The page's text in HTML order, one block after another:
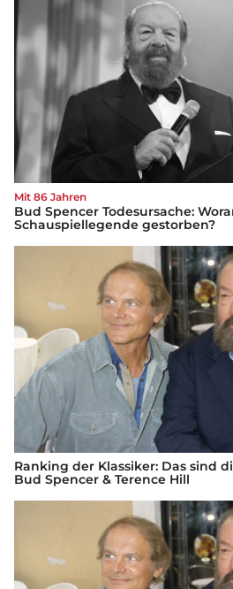
Mit 86 Jahren
Bud Spencer Todesursache:
Schauspiellegende gestorben?
Ranking der Klassiker: Das sind
Bud Spencer & Terence Hill